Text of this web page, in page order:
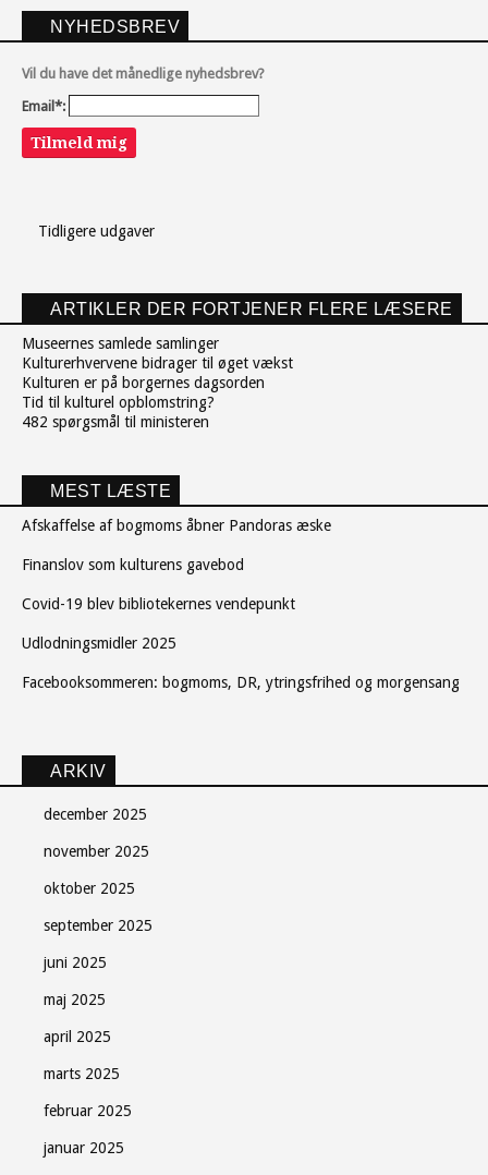
NYHEDSBREV
Vil du have det månedlige nyhedsbrev?
Email*:
Tilmeld mig
Tidligere udgaver
ARTIKLER DER FORTJENER FLERE LÆSERE
Museernes samlede samlinger
Kulturerhvervene bidrager til øget vækst
Kulturen er på borgernes dagsorden
Tid til kulturel opblomstring?
482 spørgsmål til ministeren
MEST LÆSTE
Afskaffelse af bogmoms åbner Pandoras æske
Finanslov som kulturens gavebod
Covid-19 blev bibliotekernes vendepunkt
Udlodningsmidler 2025
Facebooksommeren: bogmoms, DR, ytringsfrihed og morgensang
ARKIV
december 2025
november 2025
oktober 2025
september 2025
juni 2025
maj 2025
april 2025
marts 2025
februar 2025
januar 2025